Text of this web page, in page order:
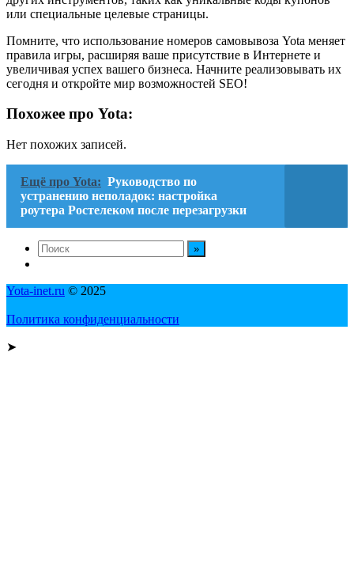
или специальные целевые страницы.
Помните, что использование номеров самовывоза Yota меняет
правила игры, расширяя ваше присутствие в Интернете и
увеличивая успех вашего бизнеса. Начните реализовывать их
сегодня и откройте мир возможностей SEO!
Похожее про Yota:
Нет похожих записей.
Ещё про Yota: Руководство по
устранению неполадок: настройка
роутера Ростелеком после перезагрузки
Yota-inet.ru © 2025
Политика конфиденциальности
➤